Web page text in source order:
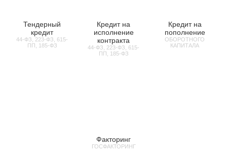
Тендерный
кредит
44-ФЗ, 223-ФЗ, 615-
ПП, 185-ФЗ
Кредит на
исполнение
контракта
44-ФЗ, 223-ФЗ, 615-
ПП, 185-ФЗ
Кредит на
пополнение
ОБОРОТНОГО
КАПИТАЛА
Факторинг
ГОСФАКТОРИНГ